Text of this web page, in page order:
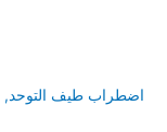
اضطراب طيف التوحد,